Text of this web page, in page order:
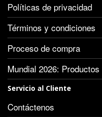
Políticas de privacidad
Términos y condiciones
Proceso de compra
Mundial 2026:
Servicio al Cliente
Contáctenos